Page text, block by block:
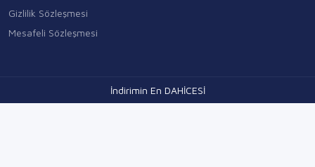
Gizlilik Sözleşmesi
Mesafeli Sözleşmesi
İndirimin En DAHİCESİ